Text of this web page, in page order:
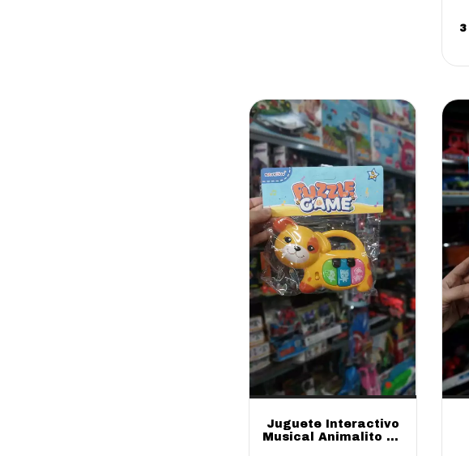
3
Juguete Interactivo
Musical Animalito en